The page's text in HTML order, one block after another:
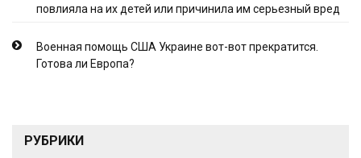
повлияла на их детей или причинила им серьезный вред
Военная помощь США Украине вот-вот прекратится.
Готова ли Европа?
РУБРИКИ